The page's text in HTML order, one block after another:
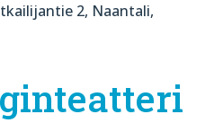
2, Naantali,